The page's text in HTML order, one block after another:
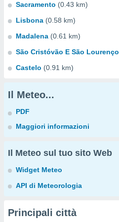
Sacramento (0.43 km)
Lisbona (0.58 km)
Madalena (0.61 km)
São Cristóvão E São Lourenço
Castelo (0.91 km)
Il Meteo...
PDF
Maggiori informazioni
Il Meteo sul tuo sito Web
Widget Meteo
API di Meteorologia
Principali città